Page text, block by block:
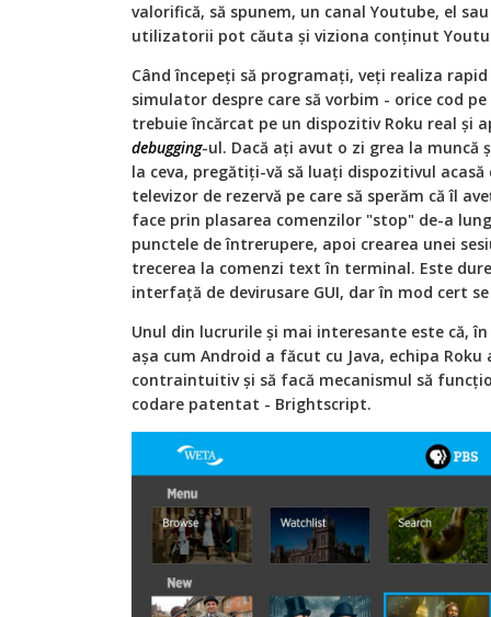
valorifică, să spunem, un canal Youtube, el
utilizatorii pot căuta și viziona conținut
Când începeți să programați, veți realiza
simulator despre care să vorbim - orice cod
trebuie încărcat pe un dispozitiv Roku real și
debugging-ul. Dacă ați avut o zi grea la muncă
la ceva, pregătiți-vă să luați dispozitivul
televizor de rezervă pe care să sperăm că îl
face prin plasarea comenzilor "stop" de-a
punctele de întrerupere, apoi crearea unei
trecerea la comenzi text în terminal. Este
interfață de devirusare GUI, dar în mod cert
Unul din lucrurile și mai interesante este că,
așa cum Android a făcut cu Java, echipa Roku
contraintuitiv și să facă mecanismul să
codare patentat - Brightscript.